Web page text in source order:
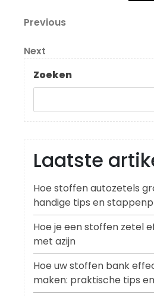
Previous
Previous
Next
Post
Next
Zoeken
Laatste
Hoe stoffen autozetels
handige tips en
Hoe je een stoffen zetel
met azijn
Hoe uw stoffen bank
maken: praktische tips